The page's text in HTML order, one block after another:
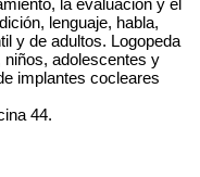
lenguaje, habla,
y de adultos. Logopeda
niños, adolescentes y
implantes cocleares
44.